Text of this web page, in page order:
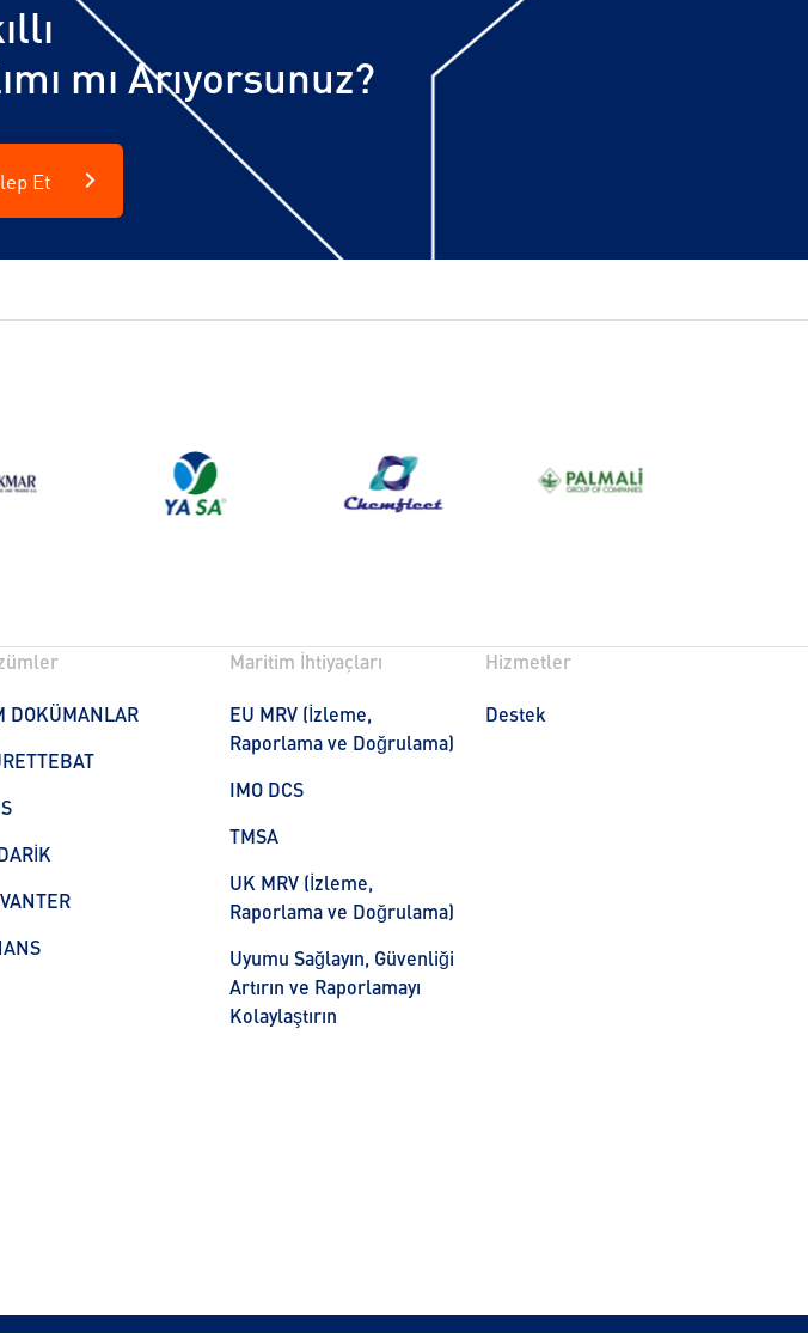
mı Arıyorsunuz?
Et
DOKÜMANLAR
Maritim İhtiyaçları
EU MRV (İzleme,
Raporlama ve Doğrulama)
IMO DCS
TMSA
UK MRV (İzleme,
Raporlama ve Doğrulama)
Uyumu Sağlayın, Güvenliği
Artırın ve Raporlamayı
Kolaylaştırın
Hizmetler
Destek